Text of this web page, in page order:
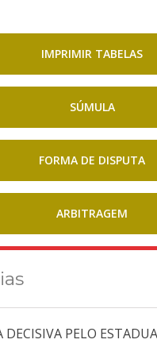
IMPRIMIR TABELAS
SÚMULA
FORMA DE DISPUTA
ARBITRAGEM
DECISIVA PELO